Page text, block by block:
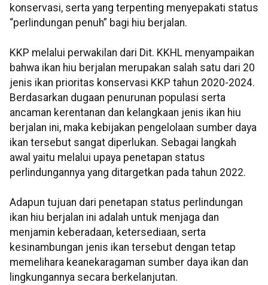
konservasi, serta yang terpenting menyepakati status
“perlindungan penuh” bagi hiu berjalan.
KKP melalui perwakilan dari Dit. KKHL menyampaikan
bahwa ikan hiu berjalan merupakan salah satu dari 20
jenis ikan prioritas konservasi KKP tahun 2020-2024.
Berdasarkan dugaan penurunan populasi serta
ancaman kerentanan dan kelangkaan jenis ikan hiu
berjalan ini, maka kebijakan pengelolaan sumber daya
ikan tersebut sangat diperlukan. Sebagai langkah
awal yaitu melalui upaya penetapan status
perlindungannya yang ditargetkan pada tahun 2022.
Adapun tujuan dari penetapan status perlindungan
ikan hiu berjalan ini adalah untuk menjaga dan
menjamin keberadaan, ketersediaan, serta
kesinambungan jenis ikan tersebut dengan tetap
memelihara keanekaragaman sumber daya ikan dan
lingkungannya secara berkelanjutan.